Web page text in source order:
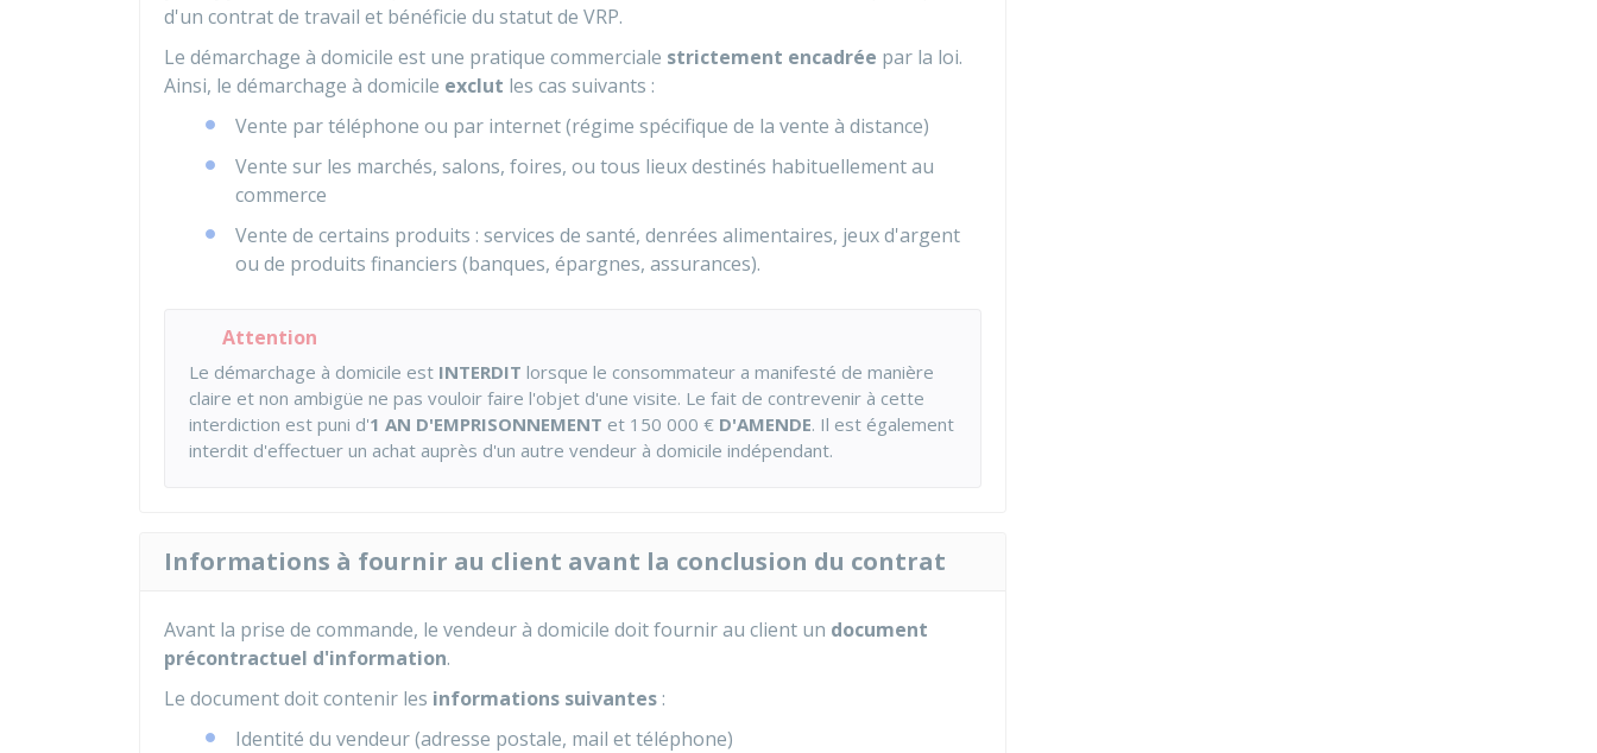
d'un contrat de travail et bénéficie du statut de VRP.
Le démarchage à domicile est une pratique commerciale strictement encadrée par la loi.
Ainsi, le démarchage à domicile exclut les cas suivants :
Vente par téléphone ou par internet (régime spécifique de la vente à distance)
Vente sur les marchés, salons, foires, ou tous lieux destinés habituellement au
commerce
Vente de certains produits : services de santé, denrées alimentaires, jeux d'argent
ou de produits financiers (banques, épargnes, assurances).
Attention
Le démarchage à domicile est INTERDIT lorsque le consommateur a manifesté de manière
claire et non ambigüe ne pas vouloir faire l'objet d'une visite. Le fait de contrevenir à cette
interdiction est puni d'1 AN D'EMPRISONNEMENT et 150 000 € D'AMENDE. Il est également
interdit d'effectuer un achat auprès d'un autre vendeur à domicile indépendant.
Informations à fournir au client avant la conclusion du contrat
Avant la prise de commande, le vendeur à domicile doit fournir au client un document
précontractuel d'information.
Le document doit contenir les informations suivantes :
Identité du vendeur (adresse postale, mail et téléphone)